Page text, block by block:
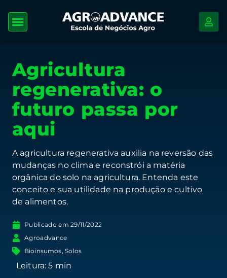
Agricultura
regenerativa: o
futuro passa por
aqui
A agricultura regenerativa auxilia na reversão das
mudanças no clima e reconstrói a matéria
orgânica do solo na agricultura. Entenda este
conceito e sua utilidade na produção e cultivo
de alimentos.
Publicado em 29/11/2022
Agroadvance
Bioinsumos,Solos